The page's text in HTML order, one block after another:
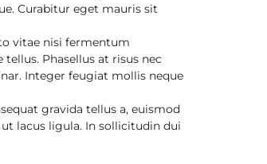
Curabitur eget mauris sit
vitae nisi fermentum
Phasellus at risus nec
Integer feugiat mollis neque
gravida tellus a, euismod
lacus ligula. In sollicitudin dui